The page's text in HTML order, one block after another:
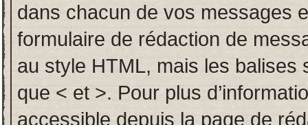
dans chacun de vos messages
formulaire de rédaction de
au style HTML, mais les
que < et >. Pour plus
accessible depuis la page de